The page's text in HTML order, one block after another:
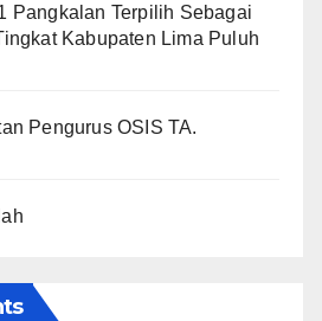
Pangkalan Terpilih Sebagai
Kabupaten Lima Puluh
Pengurus OSIS TA.